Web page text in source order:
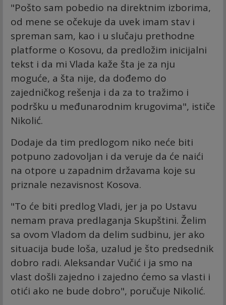
"Pošto sam pobedio na direktnim izborima,
od mene se očekuje da uvek imam stav i
spreman sam, kao i u slučaju prethodne
platforme o Kosovu, da predložim inicijalni
tekst i da mi Vlada kaže šta je za nju
moguće, a šta nije, da dođemo do
zajedničkog rešenja i da za to tražimo i
podršku u međunarodnim krugovima", ističe
Nikolić.
Dodaje da tim predlogom niko neće biti
potpuno zadovoljan i da veruje da će naići
na otpore u zapadnim državama koje su
priznale nezavisnost Kosova.
"To će biti predlog Vladi, jer ja po Ustavu
nemam prava predlaganja Skupštini. Želim
sa ovom Vladom da delim sudbinu, jer ako
situacija bude loša, uzalud je što predsednik
dobro radi. Aleksandar Vučić i ja smo na
vlast došli zajedno i zajedno ćemo sa vlasti i
otići ako ne bude dobro", poručuje Nikolić.